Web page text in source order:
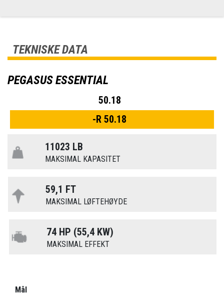
TEKNISKE DATA
PEGASUS ESSENTIAL
50.18
-R 50.18
11023 LB
MAKSIMAL KAPASITET
59,1 FT
MAKSIMAL LØFTEHØYDE
74 HP (55,4 KW)
MAKSIMAL EFFEKT
Mål